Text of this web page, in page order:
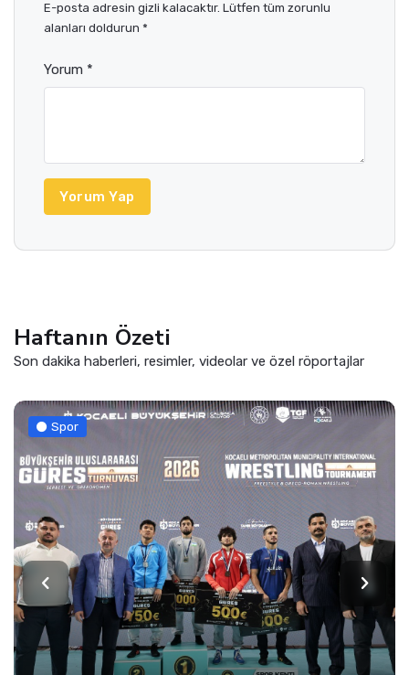
E-posta adresin gizli kalacaktır. Lütfen tüm zorunlu
alanları doldurun *
Yorum *
Yorum Yap
Haftanın Özeti
Son dakika haberleri, resimler, videolar ve özel röportajlar
Spor